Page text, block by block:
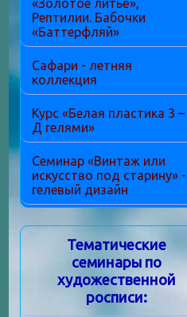
«Золотое литьё»,
Рептилии. Бабочки
«Баттерфляй»
Сафари - летняя
коллекция
Курс «Белая пластика 3 –
Д гелями»
Семинар «Винтаж или
искусство под старину» -
гелевый дизайн
Тематические
семинары по
художественной
росписи: